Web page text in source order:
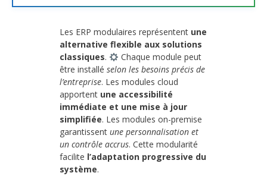
Les ERP modulaires représentent une
alternative flexible aux solutions
classiques.
Chaque module peut
être installé selon les besoins précis de
l’entreprise. Les modules cloud
apportent une accessibilité
immédiate et une mise à jour
simplifiée. Les modules on-premise
garantissent une personnalisation et
un contrôle accrus. Cette modularité
facilite l’adaptation progressive du
système.